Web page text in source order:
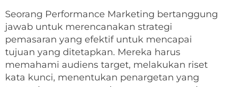
Seorang Performance Marketing bertanggung
jawab untuk merencanakan strategi
pemasaran yang efektif untuk mencapai
tujuan yang ditetapkan. Mereka harus
memahami audiens target, melakukan riset
kata kunci, menentukan penargetan yang